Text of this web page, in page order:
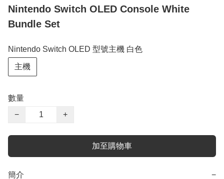
Nintendo Switch OLED Console White
Bundle Set
Nintendo Switch OLED 型號主機 白色
主機
數量
−
+
加至購物車
簡介 −